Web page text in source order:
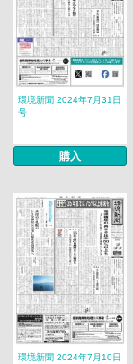
環境新聞 2024年7月31日
号
購入
環境新聞 2024年7月10日